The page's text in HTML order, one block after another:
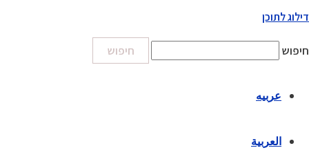
דילוג לתוכן
חיפוש חיפוש
عربيه
العربية